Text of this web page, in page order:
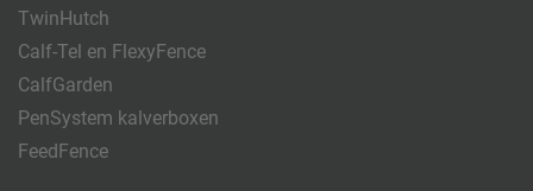
TwinHutch
Calf-Tel en FlexyFence
CalfGarden
PenSystem kalverboxen
FeedFence